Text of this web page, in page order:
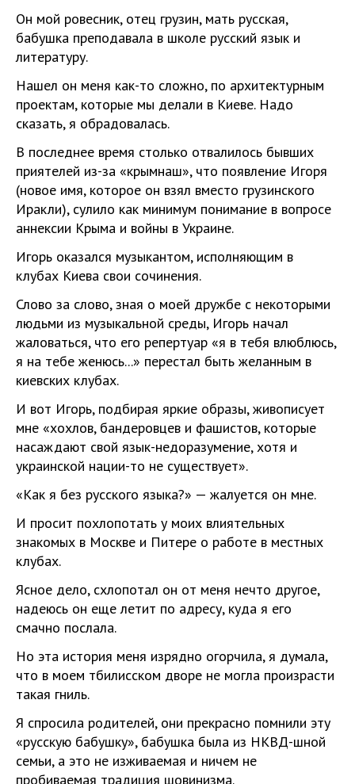
Он мой ровесник, отец грузин, мать русская,
бабушка преподавала в школе русский язык и
литературу.
Нашел он меня как-то сложно, по архитектурным
проектам, которые мы делали в Киеве. Надо
сказать, я обрадовалась.
В последнее время столько отвалилось бывших
приятелей из-за «крымнаш», что появление Игоря
(новое имя, которое он взял вместо грузинского
Иракли), сулило как минимум понимание в вопросе
аннексии Крыма и войны в Украине.
Игорь оказался музыкантом, исполняющим в
клубах Киева свои сочинения.
Слово за слово, зная о моей дружбе с некоторыми
людьми из музыкальной среды, Игорь начал
жаловаться, что его репертуар «я в тебя влюблюсь,
я на тебе женюсь...» перестал быть желанным в
киевских клубах.
И вот Игорь, подбирая яркие образы, живописует
мне «хохлов, бандеровцев и фашистов, которые
насаждают свой язык-недоразумение, хотя и
украинской нации-то не существует».
«Как я без русского языка?» — жалуется он мне.
И просит похлопотать у моих влиятельных
знакомых в Москве и Питере о работе в местных
клубах.
Ясное дело, схлопотал он от меня нечто другое,
надеюсь он еще летит по адресу, куда я его
смачно послала.
Но эта история меня изрядно огорчила, я думала,
что в моем тбилисском дворе не могла произрасти
такая гниль.
Я спросила родителей, они прекрасно помнили эту
«русскую бабушку», бабушка была из НКВД-шной
семьи, а это не изживаемая и ничем не
пробиваемая традиция шовинизма.